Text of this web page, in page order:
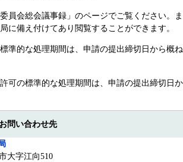
員会総会議事録」のページでご覧ください。ま
に備え付けてあり閲覧することができます。
準的な処理期間は、申請の提出締切日から概ね
可の標準的な処理期間は、申請の提出締切日か
問い合わせ先
大字江向510